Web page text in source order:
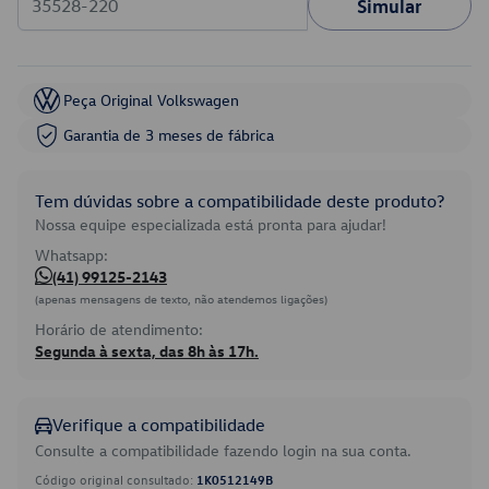
Simular
Peça Original Volkswagen
Garantia de 3 meses de fábrica
Tem dúvidas sobre a compatibilidade deste produto?
Nossa equipe especializada está pronta para ajudar!
Whatsapp:
(41) 99125-2143
(apenas mensagens de texto, não atendemos ligações)
Horário de atendimento:
Segunda à sexta, das 8h às 17h.
Verifique a compatibilidade
Consulte a compatibilidade fazendo login na sua conta.
Código original consultado: 1K0512149B